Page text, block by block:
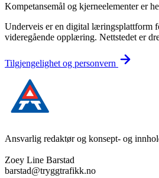
Kompetansemål og kjerneelementer er
Underveis er en digital læringsplattform
videregående opplæring. Nettstedet er
Tilgjengelighet og personvern
Ansvarlig redaktør og konsept- og
Zoey Line Barstad
barstad@tryggtrafikk.no